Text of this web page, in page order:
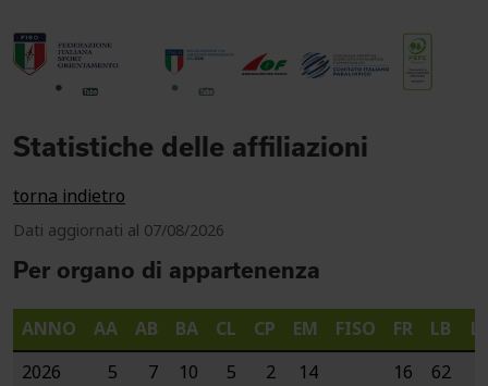
Statistiche delle affiliazioni
torna indietro
Dati aggiornati al 07/08/2026
Per organo di appartenenza
ANNO AA AB BA CL CP EM FISO FR LB
LI
2026
5 7 10 5 2 14 16 62